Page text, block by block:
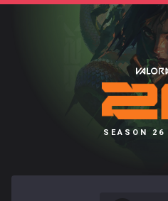
SEASON